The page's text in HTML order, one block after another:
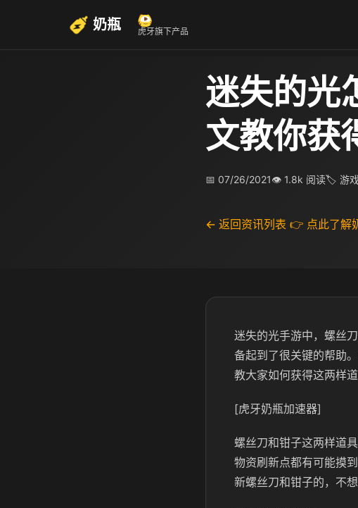
奶瓶 虎牙旗下产品
迷失的光
文教你获
📅 07/26/2021👁 1.8k 阅读🏷 游
← 返回资讯列表 👉 点此了解
迷失的光手游中，螺丝
备起到了很关键的帮助
教大家如何获得这两样
[虎牙奶瓶加速器]
螺丝刀和钳子这两样道
物资刷新点都有可能摸
新螺丝刀和钳子的，不